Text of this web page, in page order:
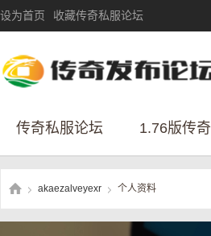
设为首页 收藏传奇私服论坛
传奇私服论坛 1.76版传奇
akaezalveyexr 个人资料